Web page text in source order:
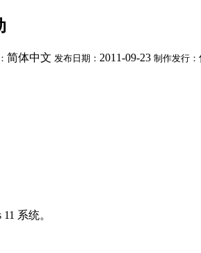
简体中文 发布日期： 2011-09-23 制作发行：
系统。